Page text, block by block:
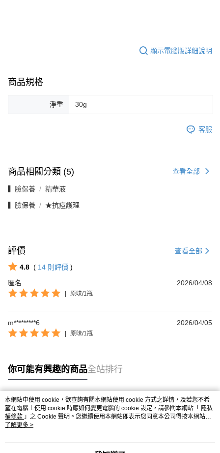
顯示電腦版詳細說明
商品規格
淨重 30g
客服
商品相關分類 (5) 查看全部
▍臉保養 精華液
▍臉保養 ★抗痘護理
評價 查看全部
4.8 ( 14 則評價 )
匿名
2026/04/08
原味/1瓶
m*********6 2026/04/05
原味/1瓶
你可能有興趣的商品全站排行
熱門標籤
本網站中使用 cookie，欲查詢有關本網站使用 cookie 方式之詳情，及若您不希
望在電腦上使用 cookie 時應如何變更電腦的 cookie 設定，請參閱本網站「 隱私
權條款 」之 Cookie 聲明。您繼續使用本網站即表示您同意本公司得按本網站使
用條款之 Cookie 聲明使用 cookie。
了解更多 >